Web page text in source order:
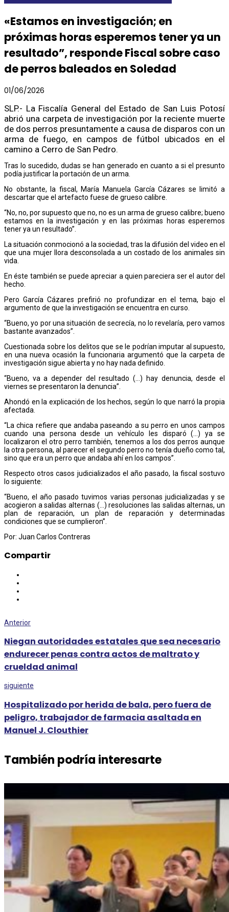
«Estamos en investigación; en
próximas horas esperemos tener ya un
resultado”, responde Fiscal sobre caso
de perros baleados en Soledad
01/06/2026
SLP.- La Fiscalía General del Estado de San Luis Potosí
abrió una carpeta de investigación por la reciente muerte
de dos perros presuntamente a causa de disparos con un
arma de fuego, en campos de fútbol ubicados en el
camino a Cerro de San Pedro.
Tras lo sucedido, dudas se han generado en cuanto a si el presunto
podía justificar la portación de un arma.
No obstante, la fiscal, María Manuela García Cázares se limitó a
descartar que el artefacto fuese de grueso calibre.
“No, no, por supuesto que no, no es un arma de grueso calibre; bueno
estamos en la investigación y en las próximas horas esperemos
tener ya un resultado”.
La situación conmocionó a la sociedad, tras la difusión del video en el
que una mujer llora desconsolada a un costado de los animales sin
vida.
En éste también se puede apreciar a quien pareciera ser el autor del
hecho.
Pero García Cázares prefirió no profundizar en el tema, bajo el
argumento de que la investigación se encuentra en curso.
“Bueno, yo por una situación de secrecía, no lo revelaría, pero vamos
bastante avanzados”.
Cuestionada sobre los delitos que se le podrían imputar al supuesto,
en una nueva ocasión la funcionaria argumentó que la carpeta de
investigación sigue abierta y no hay nada definido.
“Bueno, va a depender del resultado (…) hay denuncia, desde el
viernes se presentaron la denuncia”.
Ahondó en la explicación de los hechos, según lo que narró la propia
afectada.
“La chica refiere que andaba paseando a su perro en unos campos
cuando una persona desde un vehículo les disparó (…) ya se
localizaron el otro perro también, tenemos a los dos perros aunque
la otra persona, al parecer el segundo perro no tenía dueño como tal,
sino que era un perro que andaba ahí en los campos”.
Respecto otros casos judicializados el año pasado, la fiscal sostuvo
lo siguiente:
“Bueno, el año pasado tuvimos varias personas judicializadas y se
acogieron a salidas alternas (…) resoluciones las salidas alternas, un
plan de reparación, un plan de reparación y determinadas
condiciones que se cumplieron”.
Por: Juan Carlos Contreras
Compartir
Anterior
Niegan autoridades estatales que sea necesario
endurecer penas contra actos de maltrato y
crueldad animal
siguiente
Hospitalizado por herida de bala, pero fuera de
peligro, trabajador de farmacia asaltada en
Manuel J. Clouthier
También podría interesarte